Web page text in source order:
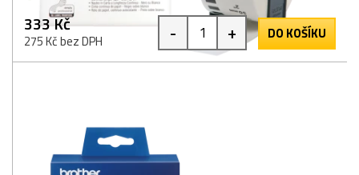
333 Kč
275 Kč bez DPH - + DO KOŠÍKU